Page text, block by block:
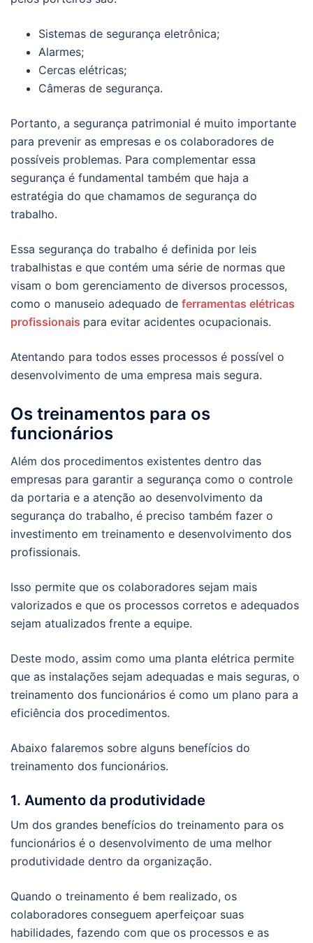
Sistemas de segurança eletrônica;
Alarmes;
Cercas elétricas;
Câmeras de segurança.
Portanto, a segurança patrimonial é muito importante
para prevenir as empresas e os colaboradores de
possíveis problemas. Para complementar essa
segurança é fundamental também que haja a
estratégia do que chamamos de segurança do
trabalho.
Essa segurança do trabalho é definida por leis
trabalhistas e que contém uma série de normas que
visam o bom gerenciamento de diversos processos,
como o manuseio adequado de ferramentas elétricas
profissionais para evitar acidentes ocupacionais.
Atentando para todos esses processos é possível o
desenvolvimento de uma empresa mais segura.
Os treinamentos para os
funcionários
Além dos procedimentos existentes dentro das
empresas para garantir a segurança como o controle
da portaria e a atenção ao desenvolvimento da
segurança do trabalho, é preciso também fazer o
investimento em treinamento e desenvolvimento dos
profissionais.
Isso permite que os colaboradores sejam mais
valorizados e que os processos corretos e adequados
sejam atualizados frente a equipe.
Deste modo, assim como uma planta elétrica permite
que as instalações sejam adequadas e mais seguras, o
treinamento dos funcionários é como um plano para a
eficiência dos procedimentos.
Abaixo falaremos sobre alguns benefícios do
treinamento dos funcionários.
1. Aumento da produtividade
Um dos grandes benefícios do treinamento para os
funcionários é o desenvolvimento de uma melhor
produtividade dentro da organização.
Quando o treinamento é bem realizado, os
colaboradores conseguem aperfeiçoar suas
habilidades, fazendo com que os processos e as